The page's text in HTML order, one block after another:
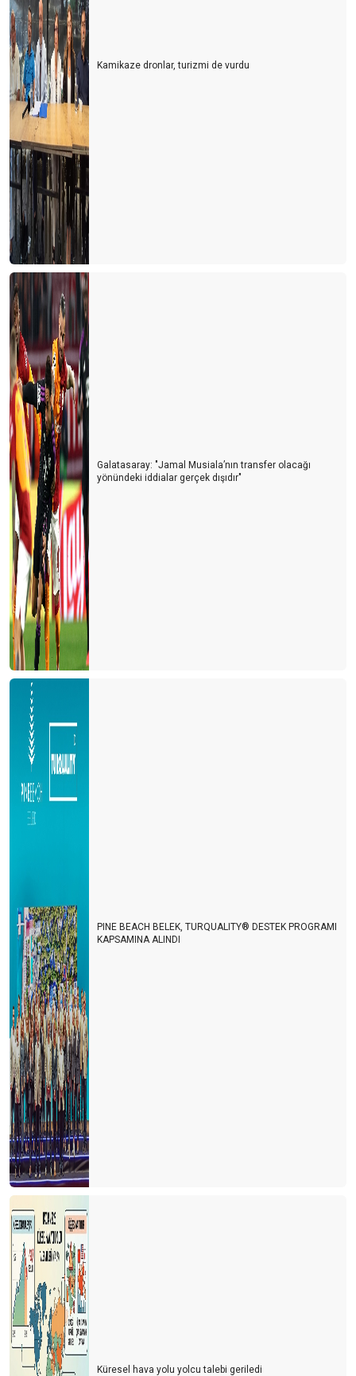
‘COMEBACK ALMANYA’
Turizm çalışanlarının koşulları cazip hale getirilmeli
Kış döneminde Antalya turizminde 3 ülke öne çıktı
Unuttuk mu?
Berlin mesajları
Hayat devam ediyor mu?
YA ŞİMDİ?
Antalya'nın 3 sınavı
Turistin derdi çok
KARAALİOĞLU’NUN ÇIĞLIĞI
REWE, FTI’yı ya yutarsa…
Türk gibi başladık, İngiliz gibi bitirdik
İÇİNDEN TIR GEÇEN ANTİK KENT
TURİZMDE DÜNYA SIRALAMASI DEĞİŞTİ
Herşey dahil 6 gün olsun
Havasahası kapalı Ukrayna’dan 134.000 Ukraynalı turist geldi
Tanıtımda özgün olmalıyız
Yerleşik göçmenler geliyor
Kaptan S.O.S. veriyor
Antalya’ya 1 milyon İngiliz turist geldi
Antalya'nın kardeş şehirleri
Başarının reçetesi
SONGÜL VE ÖNDER
9 ay bize yeter
Sonbaharda Kıbrıs
DİŞ TURİZMİ
Uçak bileti fiyatına balon turu
GÜNDE 21 € YA 56 GÜN TATİL
Kamikaze dronlar, turizmi de vurdu
Galatasaray: "Jamal Musiala’nın transfer olacağı
yönündeki iddialar gerçek dışıdır"
PINE BEACH BELEK, TURQUALITY® DESTEK PROGRAMI
KAPSAMINA ALINDI
Küresel hava yolu yolcu talebi geriledi